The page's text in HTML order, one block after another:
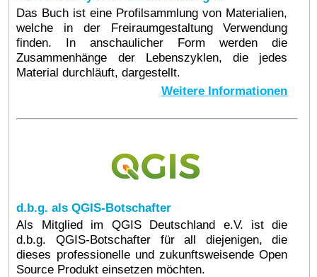
Das Buch ist eine Profilsammlung von Materialien,
welche in der Freiraumgestaltung Verwendung
finden. In anschaulicher Form werden die
Zusammenhänge der Lebenszyklen, die jedes
Material durchläuft, dargestellt.
Weitere Informationen
d.b.g. als QGIS-Botschafter
Als Mitglied im QGIS Deutschland e.V. ist die
d.b.g. QGIS-Botschafter für all diejenigen, die
dieses professionelle und zukunftsweisende Open
Source Produkt einsetzen möchten.